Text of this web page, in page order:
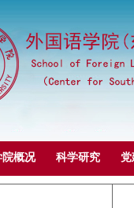
院概况 科学研究